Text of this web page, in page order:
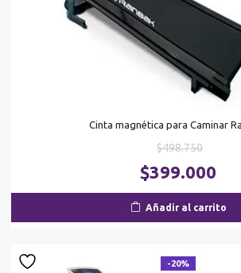
Cinta magnética para Caminar
$498.750El
precio
original
era:
$399.000
Añadir al carrito
-20%